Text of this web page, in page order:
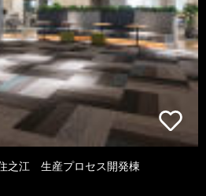
之江 生産プロセス開発棟